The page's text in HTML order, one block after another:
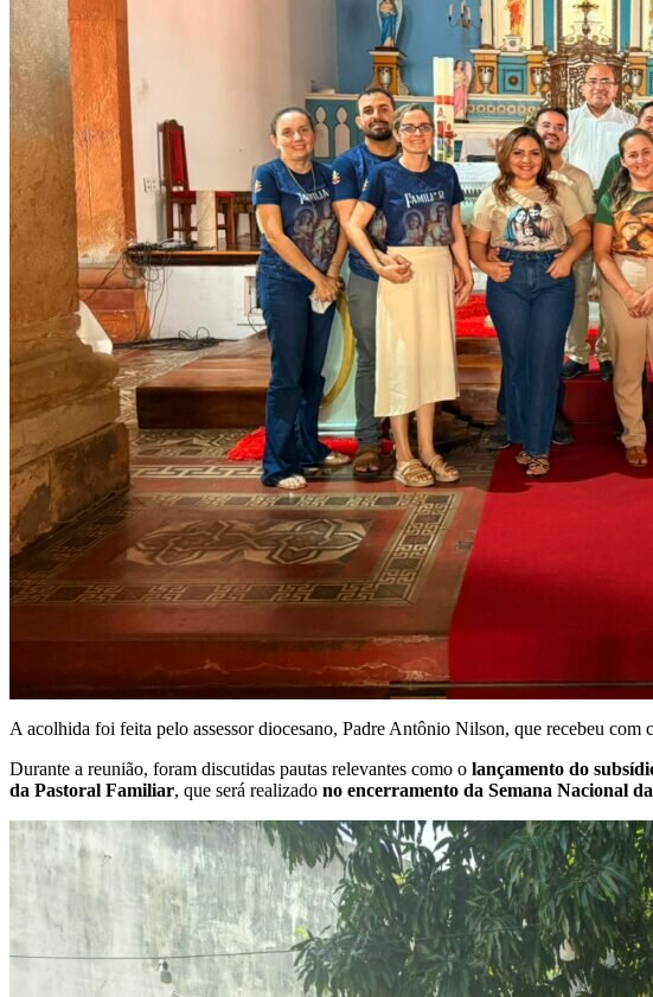
A acolhida foi feita pelo assessor diocesano, Padre Antônio Nilson, que recebeu
Durante a reunião, foram discutidas pautas relevantes como o lançamento do
da Pastoral Familiar, que será realizado no encerramento da Semana Nacional